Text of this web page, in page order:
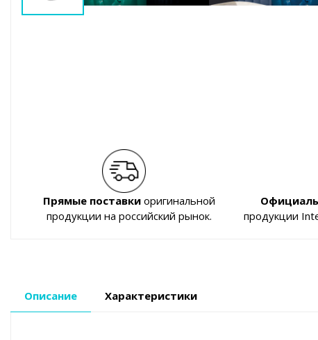
Прямые поставкиоригинальной
продукции на российский рынок.
продукции
Описание Характеристики